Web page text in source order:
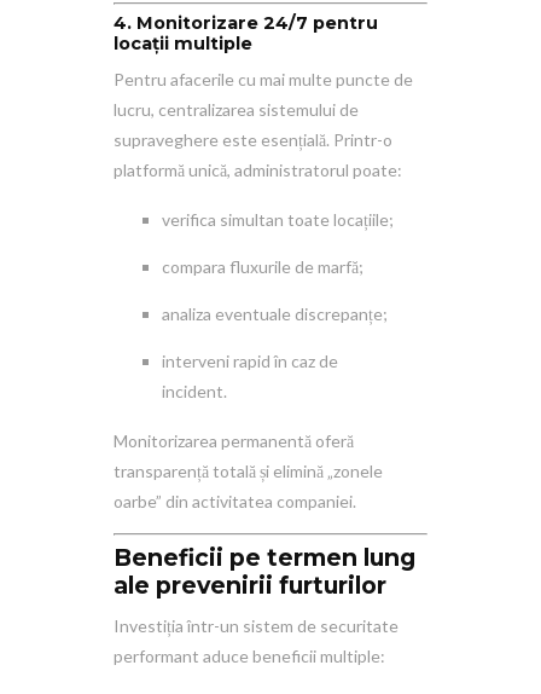
4. Monitorizare 24/7 pentru
locații multiple
Pentru afacerile cu mai multe puncte de
lucru, centralizarea sistemului de
supraveghere este esențială. Printr-o
platformă unică, administratorul poate:
verifica simultan toate locațiile;
compara fluxurile de marfă;
analiza eventuale discrepanțe;
interveni rapid în caz de
incident.
Monitorizarea permanentă oferă
transparență totală și elimină „zonele
oarbe” din activitatea companiei.
Beneficii pe termen lung
ale prevenirii furturilor
Investiția într-un sistem de securitate
performant aduce beneficii multiple: